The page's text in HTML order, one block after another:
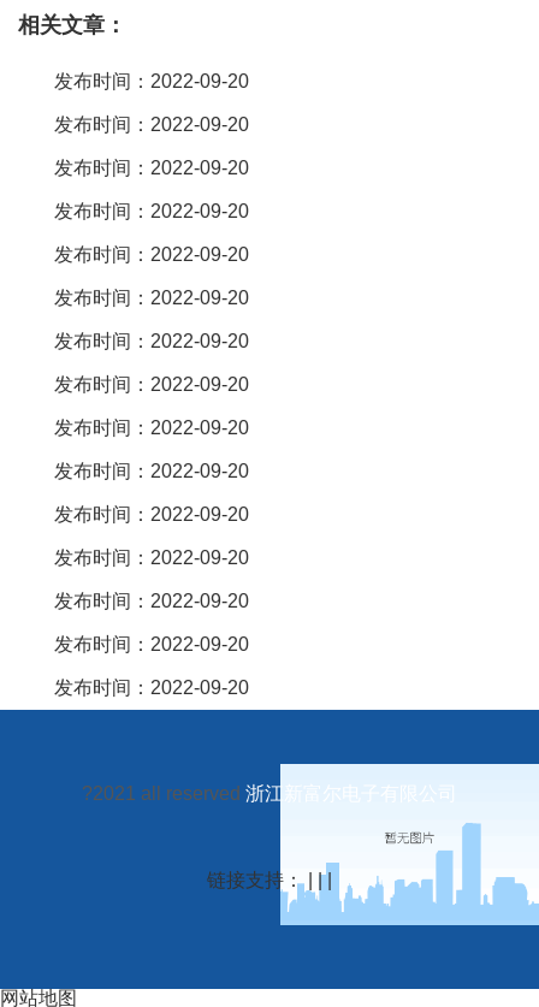
board翻译成中文就是：柔性印刷电路板，通俗讲就是用软性材料
动电路(pcb)的连接，主要以0。5mm pitch产品为主。像fh34srj-8s-
0。fpc抽屉式连接器看起来很相似，它又分为上接和下接，两款其
实是不一样的，宏利和大家一起来区分上下接的区别。抽屉式上
接，金手指朝上，抽屉式下接，金手指朝下，蓝色补强朝上。首先
把座子平贴在板子上，如果黑色的拉杆。fpc连接器又有人叫接插件
人员经常接触的一种部件。它的作用非常单纯，在电路内被阻断处
或孤立不通的电路之间，架起沟通的桥梁，从而使电流流通，使电
路实现预定的。fpc连接器种类多样，可实现薄型化、小型化，高频
信号传输，具有高密集
相关文章：
发布时间：2022-09-20
发布时间：2022-09-20
发布时间：2022-09-20
发布时间：2022-09-20
发布时间：2022-09-20
发布时间：2022-09-20
发布时间：2022-09-20
发布时间：2022-09-20
发布时间：2022-09-20
发布时间：2022-09-20
发布时间：2022-09-20
发布时间：2022-09-20
发布时间：2022-09-20
发布时间：2022-09-20
发布时间：2022-09-20
?2021 all reserved 浙江新富尔电子有限公司
链接支持： | | |
网站地图